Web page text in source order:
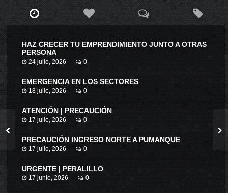
HAZ CRECER TU EMPRENDIMIENTO JUNTO A OTRAS
PERSONA
24 julio, 2026 0
EMERGENCIA EN LOS SECTORES
18 julio, 2026 0
ATENCIÓN | PRECAUCIÓN
17 julio, 2026 0
PRECAUCIÓN INGRESO NORTE A PUMANQUE
17 julio, 2026 0
URGENTE | PERALILLO
17 junio, 2026 0